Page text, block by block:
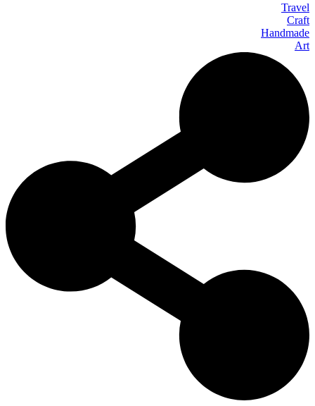
Travel
Craft
Handmade
Art